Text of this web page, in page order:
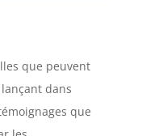
que peuvent
dans
que